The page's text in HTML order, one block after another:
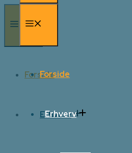
Forside
Erhverv
Menu
Forside
Erhverv